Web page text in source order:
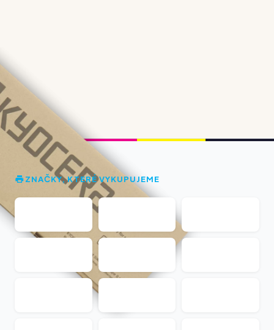
ZNAČKY, KTERÉ VYKUPUJEME